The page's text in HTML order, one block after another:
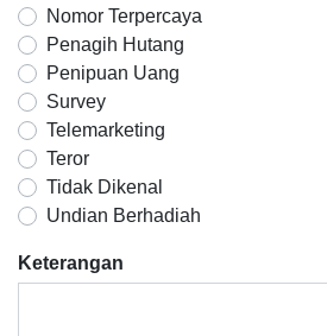
Nomor Terpercaya
Penagih Hutang
Penipuan Uang
Survey
Telemarketing
Teror
Tidak Dikenal
Undian Berhadiah
Keterangan